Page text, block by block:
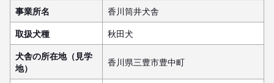
事業所名
香川筒井犬舎
取扱犬種
秋田犬
犬舎の所在地（見学
地）
香川県三豊市豊中町